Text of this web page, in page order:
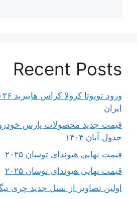
Recent Posts
ایران
قیمت جدید محصولات پارس
جدول آبان ۱۴۰۴
قیمت نهایی هیوندای توسان ۲۰۲۵
قیمت نهایی هیوندای توسان ۲۰۲۵
اولین تصاویر از نسل جدید چری تیگو 7 منتشر